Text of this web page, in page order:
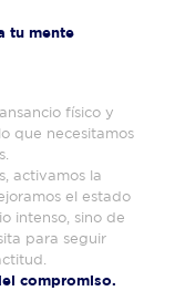
tu mente
físico y
que necesitamos
activamos la
el estado
intenso, sino de
para seguir
compromiso.